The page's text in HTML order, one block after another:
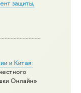
защиты,
и Китая:
Онлайн»